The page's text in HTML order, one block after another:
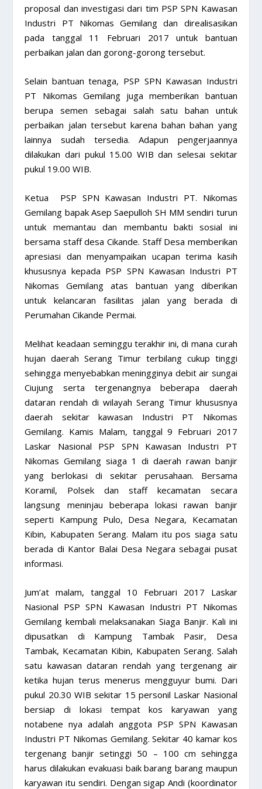
proposal dan investigasi dari tim PSP SPN Kawasan
Industri PT Nikomas Gemilang dan direalisasikan
pada tanggal 11 Februari 2017 untuk bantuan
perbaikan jalan dan gorong-gorong tersebut.
Selain bantuan tenaga, PSP SPN Kawasan Industri
PT Nikomas Gemilang juga memberikan bantuan
berupa semen sebagai salah satu bahan untuk
perbaikan jalan tersebut karena bahan bahan yang
lainnya sudah tersedia. Adapun pengerjaannya
dilakukan dari pukul 15.00 WIB dan selesai sekitar
pukul 19.00 WIB.
Ketua PSP SPN Kawasan Industri PT. Nikomas
Gemilang bapak Asep Saepulloh SH MM sendiri turun
untuk memantau dan membantu bakti sosial ini
bersama staff desa Cikande. Staff Desa memberikan
apresiasi dan menyampaikan ucapan terima kasih
khususnya kepada PSP SPN Kawasan Industri PT
Nikomas Gemilang atas bantuan yang diberikan
untuk kelancaran fasilitas jalan yang berada di
Perumahan Cikande Permai.
Melihat keadaan seminggu terakhir ini, di mana curah
hujan daerah Serang Timur terbilang cukup tinggi
sehingga menyebabkan meningginya debit air sungai
Ciujung serta tergenangnya beberapa daerah
dataran rendah di wilayah Serang Timur khususnya
daerah sekitar kawasan Industri PT Nikomas
Gemilang. Kamis Malam, tanggal 9 Februari 2017
Laskar Nasional PSP SPN Kawasan Industri PT
Nikomas Gemilang siaga 1 di daerah rawan banjir
yang berlokasi di sekitar perusahaan. Bersama
Koramil, Polsek dan staff kecamatan secara
langsung meninjau beberapa lokasi rawan banjir
seperti Kampung Pulo, Desa Negara, Kecamatan
Kibin, Kabupaten Serang. Malam itu pos siaga satu
berada di Kantor Balai Desa Negara sebagai pusat
informasi.
Jum’at malam, tanggal 10 Februari 2017 Laskar
Nasional PSP SPN Kawasan Industri PT Nikomas
Gemilang kembali melaksanakan Siaga Banjir. Kali ini
dipusatkan di Kampung Tambak Pasir, Desa
Tambak, Kecamatan Kibin, Kabupaten Serang. Salah
satu kawasan dataran rendah yang tergenang air
ketika hujan terus menerus mengguyur bumi. Dari
pukul 20.30 WIB sekitar 15 personil Laskar Nasional
bersiap di lokasi tempat kos karyawan yang
notabene nya adalah anggota PSP SPN Kawasan
Industri PT Nikomas Gemilang. Sekitar 40 kamar kos
tergenang banjir setinggi 50 – 100 cm sehingga
harus dilakukan evakuasi baik barang barang maupun
karyawan itu sendiri. Dengan sigap Andi (koordinator